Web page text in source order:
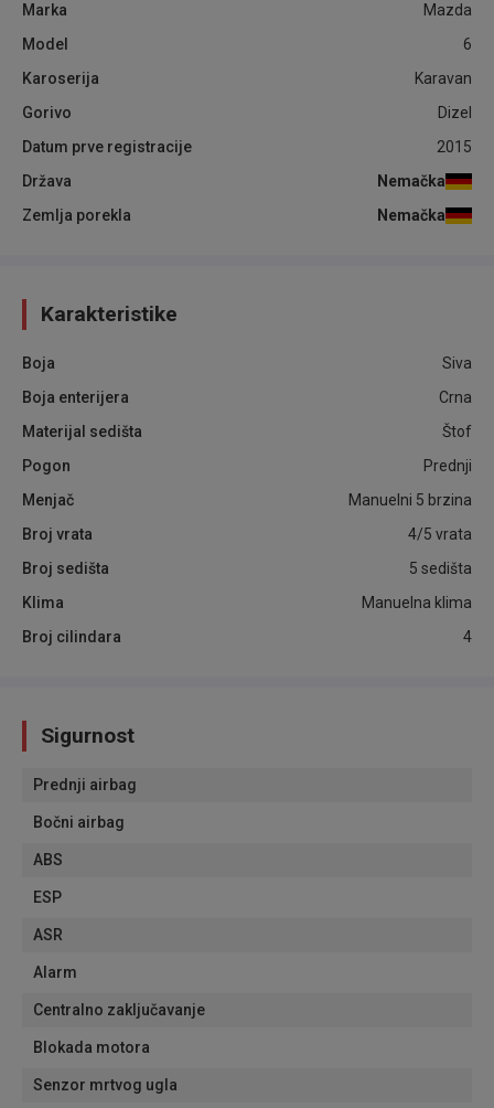
Marka
Mazda
Model
6
Karoserija
Karavan
Gorivo
Dizel
Datum prve registracije
2015
Država
Nemačka
Zemlja porekla
Nemačka
Karakteristike
Boja
Siva
Boja enterijera
Crna
Materijal sedišta
Štof
Pogon
Prednji
Menjač
Manuelni 5 brzina
Broj vrata
4/5 vrata
Broj sedišta
5 sedišta
Klima
Manuelna klima
Broj cilindara
4
Sigurnost
Prednji airbag
Bočni airbag
ABS
ESP
ASR
Alarm
Centralno zaključavanje
Blokada motora
Senzor mrtvog ugla